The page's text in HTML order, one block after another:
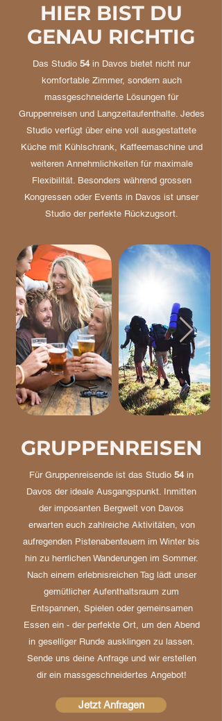
HIER BIST DU
GENAU RICHTIG
Das Studio 54 in Davos bietet nicht nur
komfortable Zimmer, sondern auch
massgeschneiderte Lösungen für
Gruppenreisen und Langzeitaufenthalte. Jedes
Studio verfügt über eine voll ausgestattete
Küche mit Kühlschrank, Kaffeemaschine und
weiteren Annehmlichkeiten für maximale
Flexibilität. Besonders während grossen
Kongressen oder Events in Davos ist unser
Studio der perfekte Rückzugsort.
GRUPPENREISEN
Für Gruppenreisende ist das Studio 54 in
Davos der ideale Ausgangspunkt. Inmitten
der imposanten Bergwelt von Davos
erwarten euch zahlreiche Aktivitäten, von
aufregenden Pistenabenteuern im Winter bis
hin zu herrlichen Wanderungen im Sommer.
Nach einem erlebnisreichen Tag lädt unser
gemütlicher Aufenthaltsraum zum
Entspannen, Spielen oder gemeinsamen
Essen ein - der perfekte Ort, um den Abend
in geselliger Runde ausklingen zu lassen.
Sende uns deine Anfrage und wir erstellen
dir ein massgeschneidertes Angebot!
Jetzt Anfragen